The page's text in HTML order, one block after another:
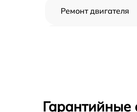
Ремонт двигателя
Гарантийные